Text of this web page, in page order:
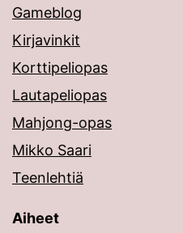
Gameblog
Kirjavinkit
Korttipeliopas
Lautapeliopas
Mahjong-opas
Mikko Saari
Teenlehtiä
Aiheet